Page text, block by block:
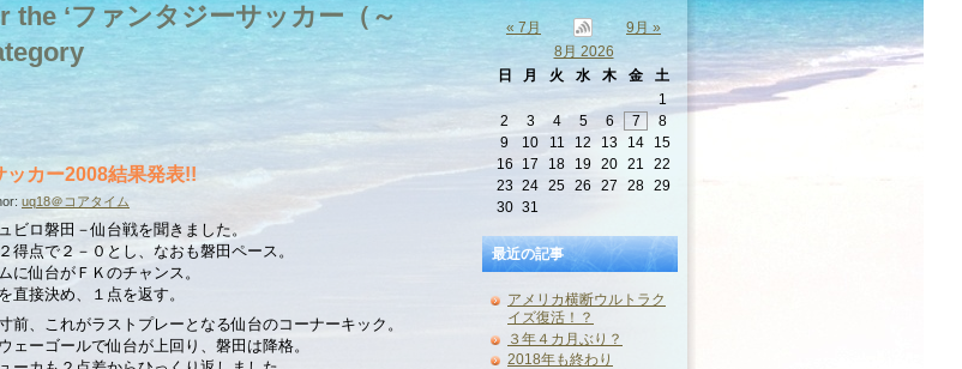
the ‘ファンタジーサッカー（～
ッカー2008結果発表!!
uq18＠コアタイム
ビロ磐田－仙台戦を聞きました。
得点で２－０とし、なおも磐田ペース。
に仙台がＦＫのチャンス。
直接決め、１点を返す。
前、これがラストプレーとなる仙台のコーナーキック。
ェーゴールで仙台が上回り、磐田は降格。
« 7月
9月 »
8月 2026
日
月 火 水 木 金
土
1
2
3 4 5 6 7
8
9
10 11 12 13 14
15
16 17 18 19 20 21
22
23 24 25 26 27 28 29
30 31
最近の記事
アメリカ横断ウルトラク
イズ復活！？
３年４カ月ぶり？
2018年も終わり